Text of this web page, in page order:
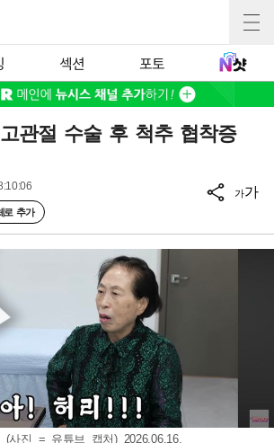
섹션 포토
관절 수술 후 척추 협착증
로 추가
가가
(사진 = 유튜브 캡처) 2026.06.16.